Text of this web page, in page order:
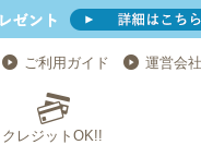
ご利用ガイド 運営会社
クレジットOK!!